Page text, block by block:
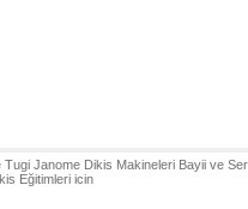
Tugi Janome Dikis Makineleri Bayii ve
Eğitimleri icin